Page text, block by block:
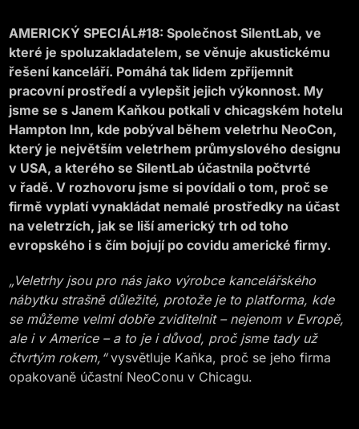
AMERICKÝ SPECIÁL#18: Společnost SilentLab, ve
které je spoluzakladatelem, se věnuje akustickému
řešení kanceláří. Pomáhá tak lidem zpříjemnit
pracovní prostředí a vylepšit jejich výkonnost. My
jsme se s Janem Kaňkou potkali v chicagském hotelu
Hampton Inn, kde pobýval během veletrhu NeoCon,
který je největším veletrhem průmyslového designu
v USA, a kterého se SilentLab účastnila počtvrté
v řadě. V rozhovoru jsme si povídali o tom, proč se
firmě vyplatí vynakládat nemalé prostředky na účast
na veletrzích, jak se liší americký trh od toho
evropského i s čím bojují po covidu americké firmy.
„Veletrhy jsou pro nás jako výrobce kancelářského
nábytku strašně důležité, protože je to platforma, kde
se můžeme velmi dobře zviditelnit – nejenom v Evropě,
ale i v Americe – a to je i důvod, proč jsme tady už
čtvrtým rokem,“vysvětluje Kaňka, proč se jeho firma
opakovaně účastní NeoConu v Chicagu.